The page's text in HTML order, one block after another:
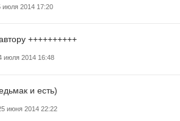
июля 2014 17:20
++++++++++
июля 2014 16:48
и есть)
июня 2014 22:22